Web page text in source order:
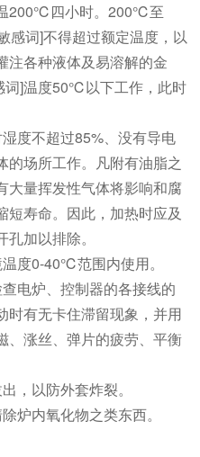
200℃四小时。200℃至
词]不得超过额定温度，以
注各种液体及易溶解的金
词]温度50℃以下工作，此时
度不超过85%、没有导电
的场所工作。凡附有油脂之
大量挥发性气体将影响和腐
短寿命。因此，加热时应及
加以排除。
度0-40℃范围内使用。
电炉、控制器的各接线的
时有无卡住滞留现象，并用
、涨丝、弹片的疲劳、平衡
，以防外套炸裂。
炉内氧化物之类东西。